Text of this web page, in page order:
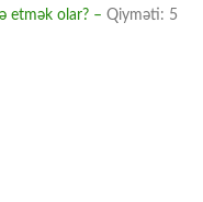
etmək olar? – Qiyməti: 5